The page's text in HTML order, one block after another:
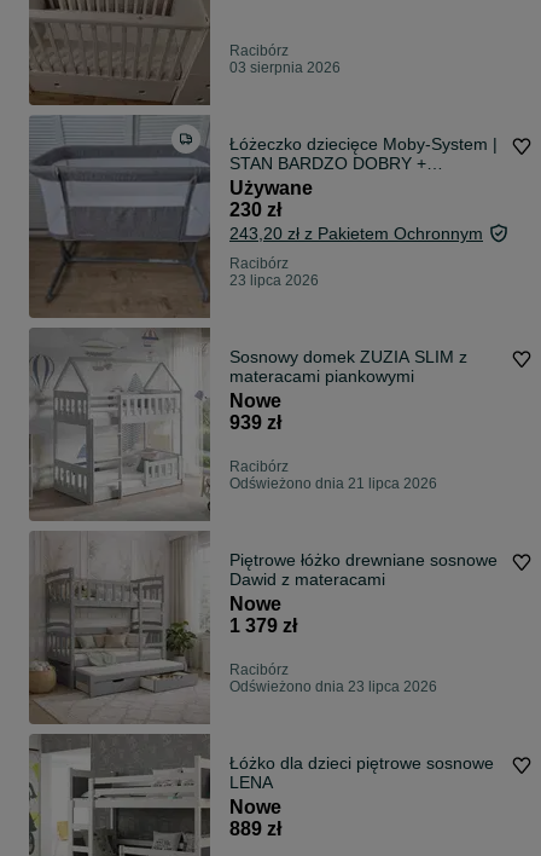
Racibórz
03 sierpnia 2026
Łóżeczko dziecięce Moby-System |
STAN BARDZO DOBRY +
GRATISY
Używane
230 zł
243,20 zł z Pakietem Ochronnym
Racibórz
23 lipca 2026
Sosnowy domek ZUZIA SLIM z
materacami piankowymi
Nowe
939 zł
Racibórz
Odświeżono dnia 21 lipca 2026
Piętrowe łóżko drewniane sosnowe
Dawid z materacami
Nowe
1 379 zł
Racibórz
Odświeżono dnia 23 lipca 2026
Łóżko dla dzieci piętrowe sosnowe
LENA
Nowe
889 zł